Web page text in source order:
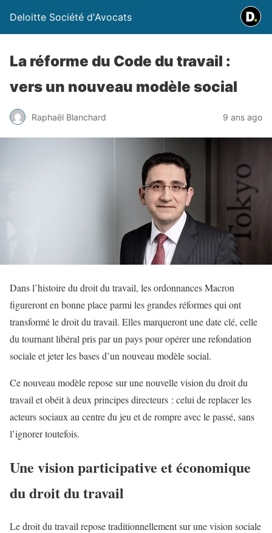
Deloitte Société d'Avocats
La réforme du Code du travail :
vers un nouveau modèle social
Raphaël Blanchard 9 ans ago
Dans l’histoire du droit du travail, les ordonnances Macron
figureront en bonne place parmi les grandes réformes qui ont
transformé le droit du travail. Elles marqueront une date clé, celle
du tournant libéral pris par un pays pour opérer une refondation
sociale et jeter les bases d’un nouveau modèle social.
Ce nouveau modèle repose sur une nouvelle vision du droit du
travail et obéit à deux principes directeurs : celui de replacer les
acteurs sociaux au centre du jeu et de rompre avec le passé, sans
l’ignorer toutefois.
Une vision participative et économique
du droit du travail
Le droit du travail repose traditionnellement sur une vision sociale